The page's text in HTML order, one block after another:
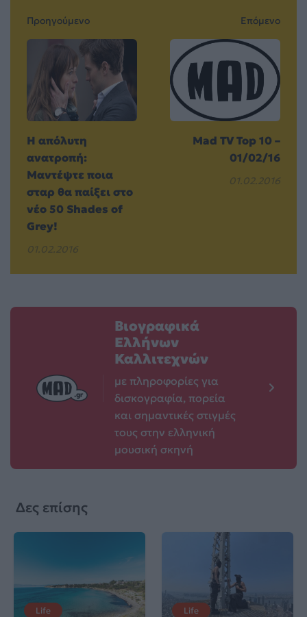
Προηγούμενο
Η απόλυτη
ανατροπή:
Μαντέψτε ποια
σταρ θα παίξει στο
νέο 50 Shades of
Grey!
01.02.2016
Επόμενο
Mad TV Top 10 –
01/02/16
01.02.2016
Βιογραφικά
Ελλήνων
Καλλιτεχνών
με πληροφορίες για
δισκογραφία, πορεία
και σημαντικές στιγμές
τους στην ελληνική
μουσική σκηνή
Δες επίσης
Life Life